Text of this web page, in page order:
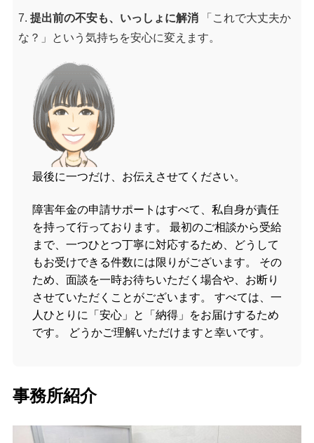
提出前の不安も、いっしょに解消「これで大丈夫か
な？」という気持ちを安心に変えます。
最後に一つだけ、お伝えさせてください。
障害年金の申請サポートはすべて、私自身が責任
を持って行っております。 最初のご相談から受給
まで、一つひとつ丁寧に対応するため、どうして
もお受けできる件数には限りがございます。 その
ため、面談を一時お待ちいただく場合や、お断り
させていただくことがございます。 すべては、一
人ひとりに「安心」と「納得」をお届けするため
です。 どうかご理解いただけますと幸いです。
事務所紹介